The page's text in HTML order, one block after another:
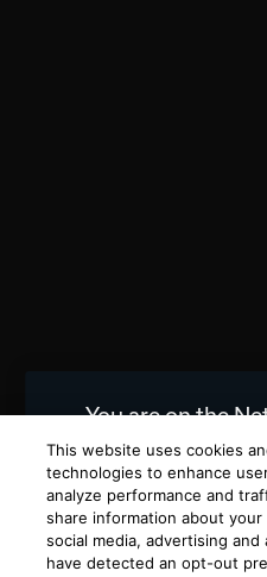
You are on the
We recommend
Choose a
NETHERLANDS
This website uses cookies
technologies to enhance
analyze performance and
share information about
social media, advertising
have detected an opt-out